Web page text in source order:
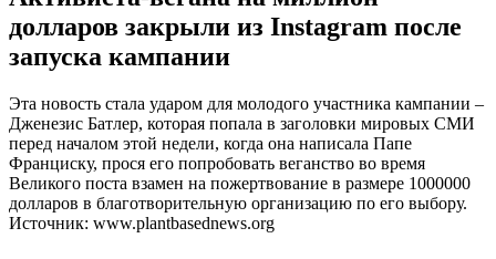
долларов закрыли из Instagram после
запуска кампании
Эта новость стала ударом для молодого участника кампании –
Дженезис Батлер, которая попала в заголовки мировых СМИ
перед началом этой недели, когда она написала Папе
Франциску, прося его попробовать веганство во время
Великого поста взамен на пожертвование в размере 1000000
долларов в благотворительную организацию по его выбору.
Источник: www.plantbasednews.org